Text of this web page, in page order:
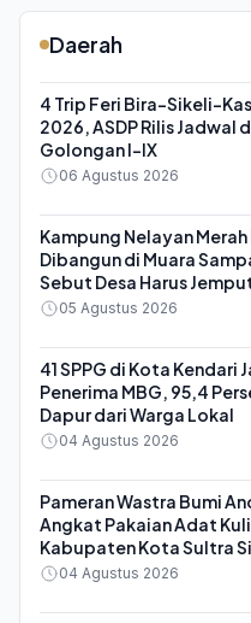
Daerah
4 Trip Feri Bira-Sikeli-
2026, ASDP Rilis Jadwal
Golongan I-IX
06 Agustus 2026
Kampung Nelayan Merah
Dibangun di Muara
Sebut Desa Harus
05 Agustus 2026
41 SPPG di Kota Kendari
Penerima MBG, 95,4
Dapur dari Warga Lokal
04 Agustus 2026
Pameran Wastra Bumi
Angkat Pakaian Adat
Kabupaten Kota Sultra
04 Agustus 2026